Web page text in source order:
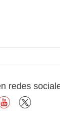
redes
youtube